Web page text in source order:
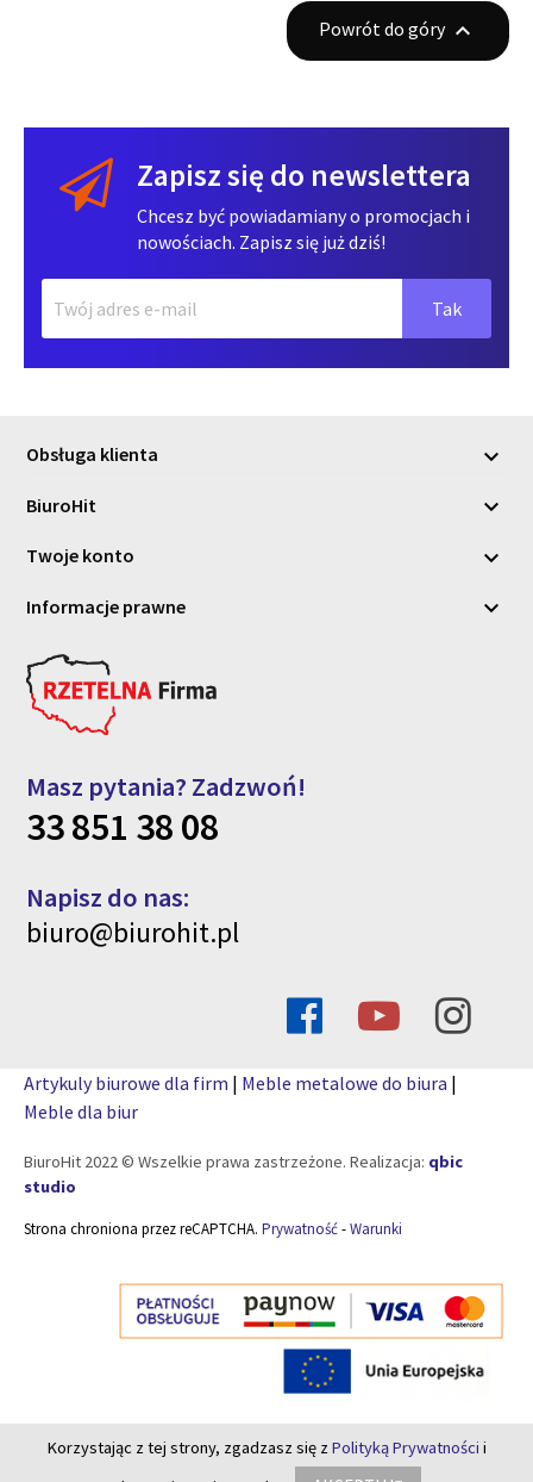
Powrót do góry 
Zapisz się do newslettera
Chcesz być powiadamiany o promocjach i
nowościach. Zapisz się już dziś!
Obsługa klienta 
BiuroHit 
Twoje konto 
Informacje prawne 
Masz pytania? Zadzwoń!
33 851 38 08
Napisz do nas:
biuro@biurohit.pl
Artykuly biurowe dla firm | Meble metalowe do biura |
Meble dla biur
BiuroHit 2022 © Wszelkie prawa zastrzeżone. Realizacja: qbic
studio
Strona chroniona przez reCAPTCHA. Prywatność-Warunki
Korzystając z tej strony, zgadzasz się zPolityką Prywatności i